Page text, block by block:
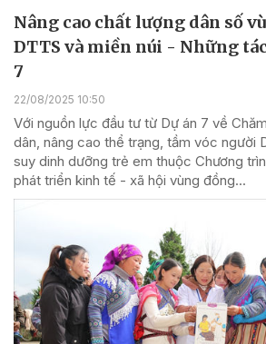
Nâng cao chất lượng dân số
DTTS và miền núi - Những
7
22/08/2025 10:50
Với nguồn lực đầu tư từ Dự án 7 về
dân, nâng cao thể trạng, tầm vóc người
suy dinh dưỡng trẻ em thuộc Chương
phát triển kinh tế - xã hội vùng đồng...